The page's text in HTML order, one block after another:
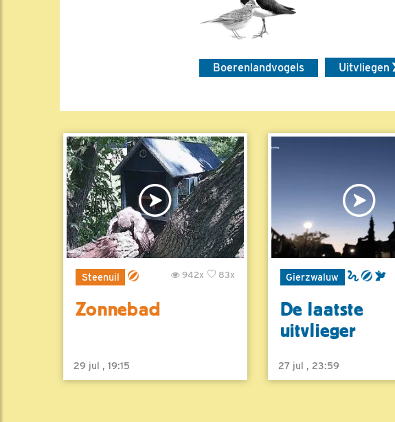
Boerenlandvogels Uitvliegen
Steenuil 83x
942x
Zonnebad
29 jul , 19:15
Gierzwaluw
De laatste
uitvlieger
27 jul , 23:59